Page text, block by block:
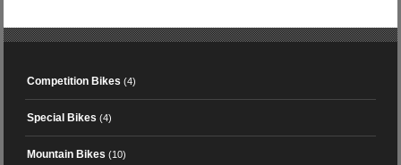
Competition Bikes (4)
Special Bikes (4)
Mountain Bikes (10)